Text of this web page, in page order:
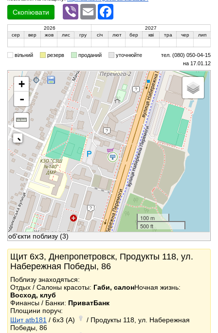
Скопіювати
Viber Email
2026
2027
сер
вер жов лис гру січ лют бер кві тра чер лип
вільний резерв проданий уточнюйте
тел. (080) 050-04-15
на 17.01.12
+
-
100 m
500 ft
об'єкти поблизу (3)
Щит 6x3, Днепропетровск, Продукты 118, ул.
Набережная Победы, 86
Поблизу знаходяться:
Отдых / Салоны красоты: Габи, салонНочная жизнь:
Восход, клуб
Финансы / Банки: ПриватБанк
Площини поруч:
Щит atb181 / 6x3 (A)
/ Продукты 118, ул. Набережная
Победы, 86